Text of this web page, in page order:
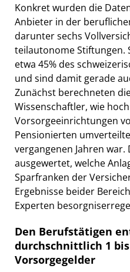
Konkret wurden die
Anbieter in der
darunter sechs
teilautonome Stiftungen.
etwa 45% des
und sind damit gerade
Zunächst berechneten
Wissenschaftler, wie
Vorsorgeeinrichtungen
Pensionierten
vergangenen Jahren war.
ausgewertet, welche
Sparfranken der
Ergebnisse beider
Experten
Den Berufstätigen
durchschnittlich 1 bis
Vorsorgegelder